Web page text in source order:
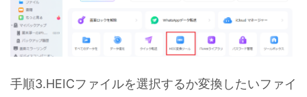
手順3.HEICファイルを選択するか変換したいファイ